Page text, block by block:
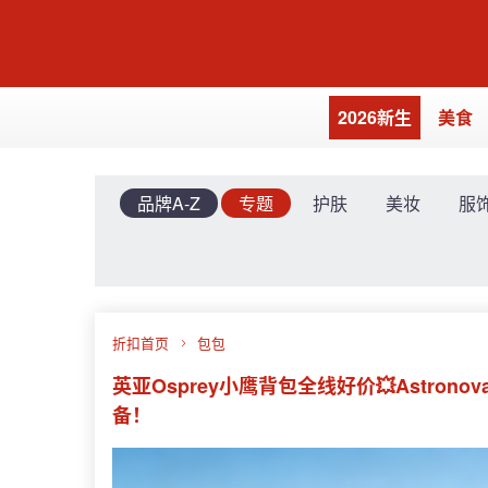
2026新生 美食
品牌A-Z 专题 护肤 美妆 服
折扣首页 包包
英亚Osprey小鹰背包全线好价
备！